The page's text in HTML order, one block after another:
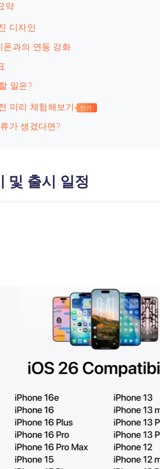
약
디자인
폰과의 연동 강화
일은?
미리 체험해보기
인기
가 생겼다면?
및 출시 일정